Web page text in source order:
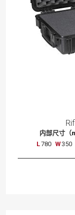
内部尺寸（
L780 W350